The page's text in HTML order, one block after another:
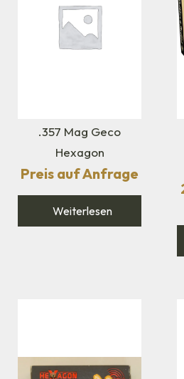
.357 Mag Geco
Hexagon
Preis auf Anfrage
Weiterlesen